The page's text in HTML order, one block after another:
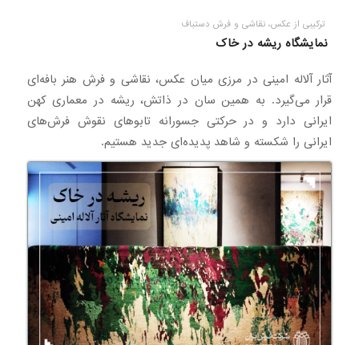
ترکیبی از عکس، نقاشی و فرش دستباف
نمایشگاه ریشه در خاک
آثار آلاله امینی در مرزی میان عکس، نقاشی و فرش هنر بافه‌ای
قرار می‌گیرد. به همین سان در ذاتش، ریشه در معماری کهن
ایرانی دارد و در حرکتی جسورانه تابوهای نقوش فرش‌های
ایرانی را شکسته و شاهد پدیده‌ای جدید هستیم.